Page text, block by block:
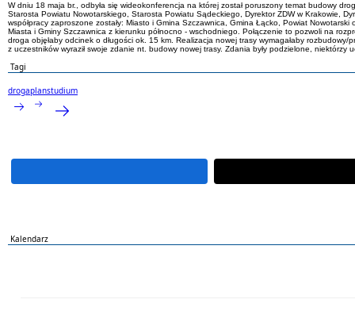
W dniu 18 maja br., odbyła się wideokonferencja na której został poruszony temat budowy
Starosta Powiatu Nowotarskiego, Starosta Powiatu Sądeckiego, Dyrektor ZDW w Krakowie,
współpracy zaproszone zostały: Miasto i Gmina Szczawnica, Gmina Łącko, Powiat
Miasta i Gminy Szczawnica z kierunku północno - wschodniego. Połączenie to pozwoli na
droga objęłaby odcinek o długości ok. 15 km. Realizacja nowej trasy wymagałaby
z uczestników wyraził swoje zdanie nt. budowy nowej trasy. Zdania były podzielone,
Tagi
drogaplanstudium
Kalendarz